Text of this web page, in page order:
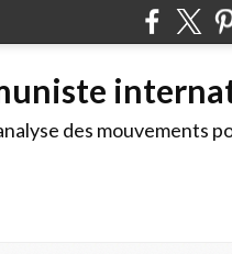
des mouvements